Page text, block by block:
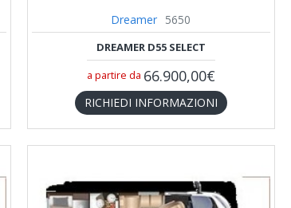
Dreamer 5650
DREAMER D55 SELECT
a partire da 66.900,00€
RICHIEDI INFORMAZIONI